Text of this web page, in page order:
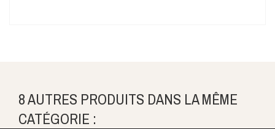
8 AUTRES PRODUITS DANS LA MÊME
CATÉGORIE :